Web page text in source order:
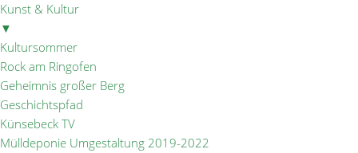
Kunst & Kultur
▼
Kultursommer
Rock am Ringofen
Geheimnis großer Berg
Geschichtspfad
Künsebeck TV
Mülldeponie Umgestaltung 2019-2022